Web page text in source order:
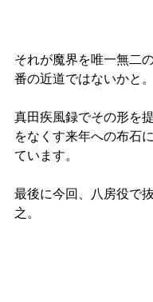
それが魔界を唯一無二
番の近道ではないかと。
真田疾風録でその形を
をなくす来年への布石
ています。
最後に今回、八房役で
之。